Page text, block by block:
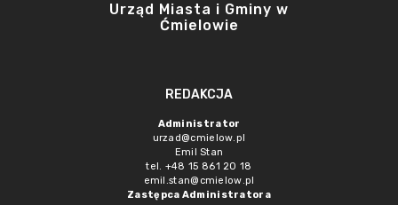
Urząd Miasta i Gminy w
Ćmielowie
REDAKCJA
Administrator
urzad@cmielow.pl
Emil Stan
tel. +48 15 861 20 18
emil.stan@cmielow.pl
Zastępca Administratora